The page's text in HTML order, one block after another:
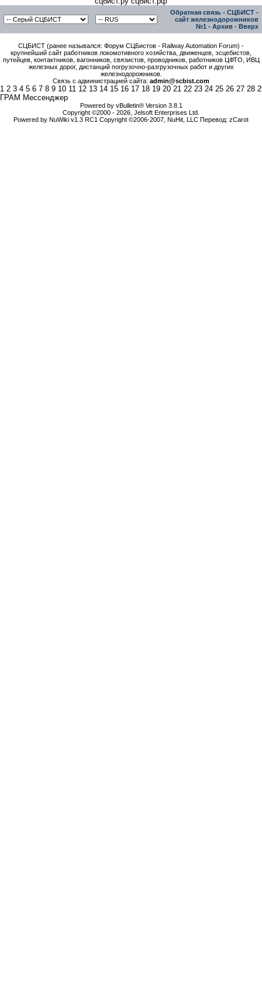
Обратная связь - СЦБИСТ -
сайт железнодорожников
№1 - Архив - Вверх
СЦБИСТ (ранее назывался: Форум СЦБистов - Railway Automation Forum) -
крупнейший сайт работников локомотивного хозяйства, движенцев, эсцебистов,
путейцев, контактников, вагонников, связистов, проводников, работников ЦФТО, ИВЦ
железных дорог, дистанций погрузочно-разгрузочных работ и других
железнодорожников.
Связь с администрацией сайта: admin@scbist.com
1 2 3 4 5 6 7 8 9 10 11 12 13 14 15 16 17 18 19 20 21 22 23 24 25 26 27 28
ГРАМ Мессенджер
Powered by vBulletin® Version 3.8.1
Copyright ©2000 - 2026, Jelsoft Enterprises Ltd.
Powered by NuWiki v1.3 RC1 Copyright ©2006-2007, NuHit, LLC Перевод: zCarot